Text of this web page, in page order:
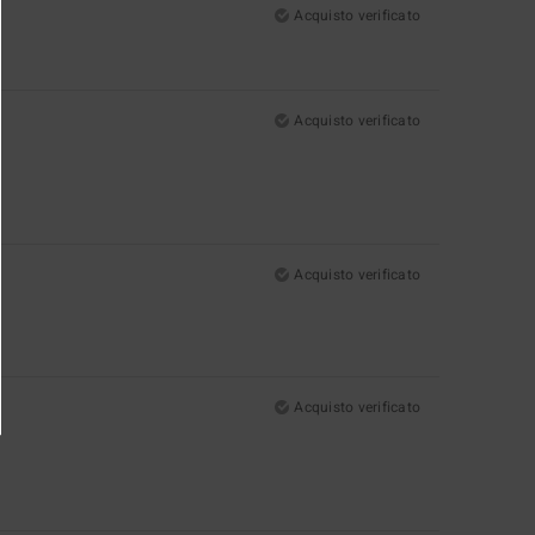
Acquisto verificato
Acquisto verificato
Acquisto verificato
Acquisto verificato